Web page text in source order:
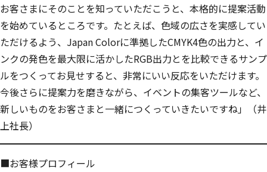
お客さまにそのことを知っていただこうと、本格的に提案活動
を始めているところです。たとえば、色域の広さを実感してい
ただけるよう、Japan Colorに準拠したCMYK4色の出力と、イ
ンクの発色を最大限に活かしたRGB出力とを比較できるサンプ
ルをつくってお見せすると、非常にいい反応をいただけます。
今後さらに提案力を磨きながら、イベントの集客ツールなど、
新しいものをお客さまと一緒につくっていきたいですね」（井
上社長）
■お客様プロフィール